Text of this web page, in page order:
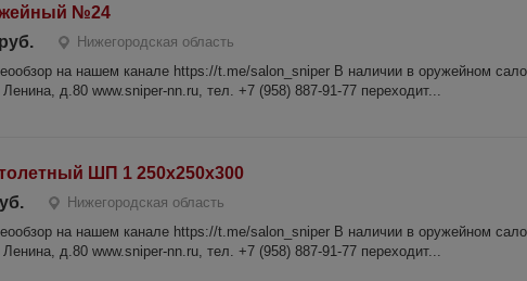
№24
Нижегородская область
на нашем канале https://t.me/salon_sniper В наличии в оружейном
д.80 www.sniper-nn.ru, тел. +7 (958) 887-91-77 переходит...
ШП 1 250х250х300
Нижегородская область
на нашем канале https://t.me/salon_sniper В наличии в оружейном
д.80 www.sniper-nn.ru, тел. +7 (958) 887-91-77 переходит...